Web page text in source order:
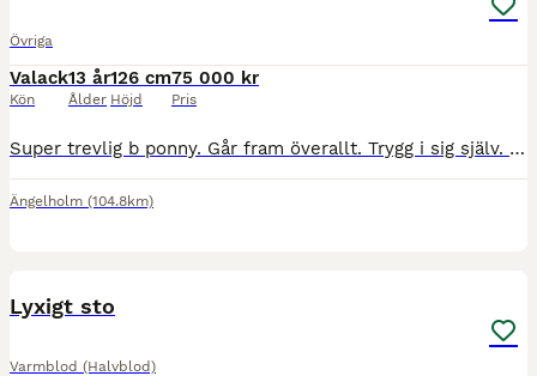
Övriga
Valack
Kön
13 år
Ålder
126 cm
Höjd
75 000 kr
Pris
Super trevlig b ponny. Går fram överallt. Trygg i sig själv. Bra driv. Hoppar helt fantastiskt och gör det med stor glädje. En ponny som med fortsatt träning kommer kunna gå högre klasser om man vill.
Ängelholm (104.8km)
Lyxigt sto
Varmblod (Halvblod)